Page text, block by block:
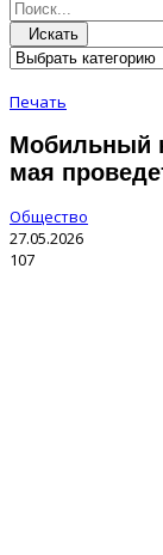
Искать
Печать
Мобильный
мая
Общество
27.05.2026
107